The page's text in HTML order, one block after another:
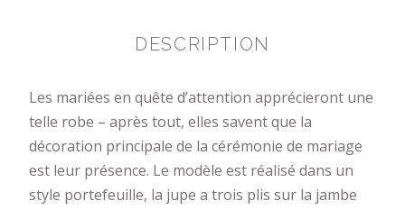
DESCRIPTION
Les mariées en quête d’attention apprécieront une
telle robe – après tout, elles savent que la
décoration principale de la cérémonie de mariage
est leur présence. Le modèle est réalisé dans un
style portefeuille, la jupe a trois plis sur la jambe